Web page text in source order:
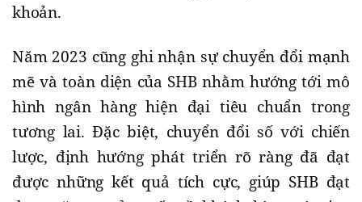
khoản.
Năm 2023 cũng ghi nhận sự chuyển đổi mạnh
mẽ và toàn diện của SHB nhằm hướng tới mô
hình ngân hàng hiện đại tiêu chuẩn trong
tương lai. Đặc biệt, chuyển đổi số với chiến
lược, định hướng phát triển rõ ràng đã đạt
được những kết quả tích cực, giúp SHB đạt